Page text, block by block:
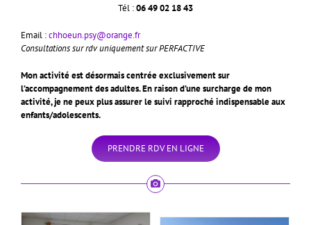
Tél :06 49 02 18 43
Email :chhoeun.psy@orange.fr
Consultations sur rdv uniquement sur PERFACTIVE
Mon activité est désormais centrée exclusivement sur
l’accompagnement des adultes. En raison d’une surcharge de mon
activité, je ne peux plus assurer le suivi rapproché indispensable aux
enfants/adolescents.
PRENDRE RDV EN LIGNE